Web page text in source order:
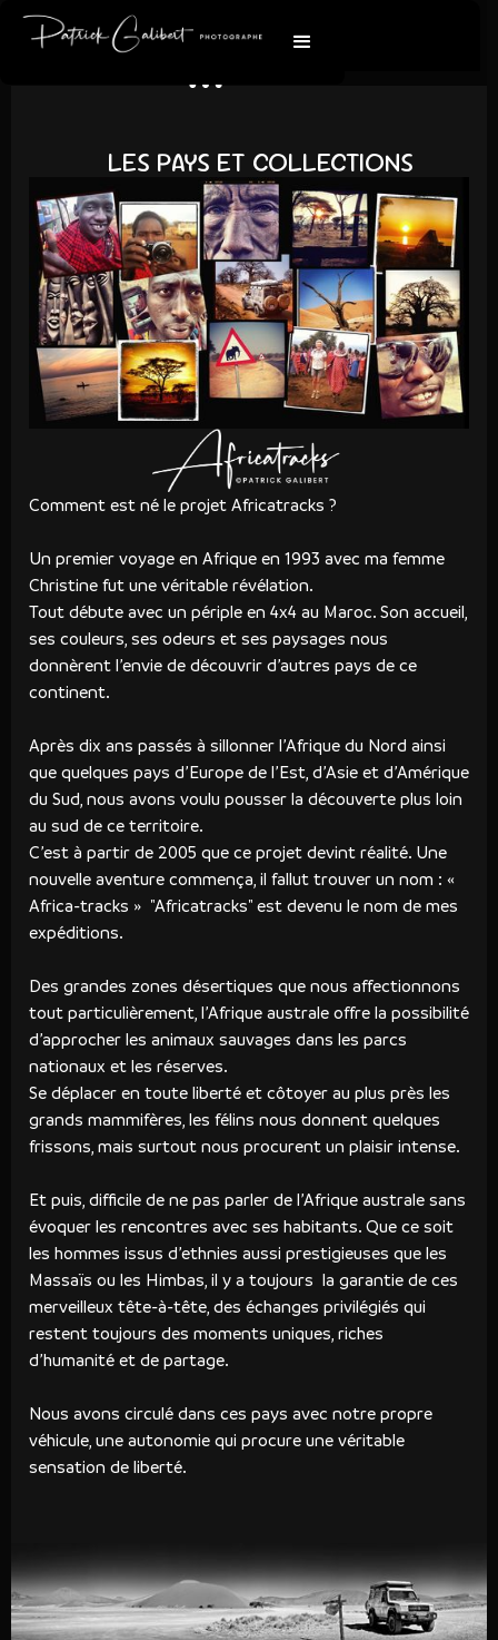
LES PAYS ET COLLECTIONS
Comment est né le projet Africatracks ?
Un premier voyage en Afrique en 1993 avec ma femme
Christine fut une véritable révélation.
Tout débute avec un périple en 4x4 au Maroc. Son accueil,
ses couleurs, ses odeurs et ses paysages nous
donnèrent l’envie de découvrir d’autres pays de ce
continent.
Après dix ans passés à sillonner l’Afrique du Nord ainsi
que quelques pays d’Europe de l’Est, d’Asie et d’Amérique
du Sud, nous avons voulu pousser la découverte plus loin
au sud de ce territoire.
C’est à partir de 2005 que ce projet devint réalité. Une
nouvelle aventure commença, il fallut trouver un nom : «
Africa-tracks » "Africatracks" est devenu le nom de mes
expéditions.
Des grandes zones désertiques que nous affectionnons
tout particulièrement, l’Afrique australe offre la possibilité
d’approcher les animaux sauvages dans les parcs
nationaux et les réserves.
Se déplacer en toute liberté et côtoyer au plus près les
grands mammifères, les félins nous donnent quelques
frissons, mais surtout nous procurent un plaisir intense.
Et puis, difficile de ne pas parler de l’Afrique australe sans
évoquer les rencontres avec ses habitants. Que ce soit
les hommes issus d’ethnies aussi prestigieuses que les
Massaïs ou les Himbas, il y a toujours la garantie de ces
merveilleux tête-à-tête, des échanges privilégiés qui
restent toujours des moments uniques, riches
d’humanité et de partage.
Nous avons circulé dans ces pays avec notre propre
véhicule, une autonomie qui procure une véritable
sensation de liberté.